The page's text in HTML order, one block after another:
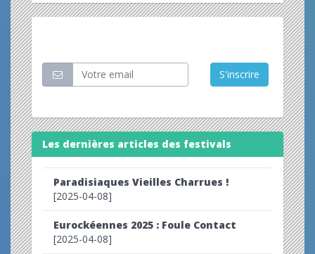
S'inscrire
Les dernières articles des festivals
Paradisiaques Vieilles Charrues !
[2025-04-08]
Eurockéennes 2025 : Foule Contact
[2025-04-08]